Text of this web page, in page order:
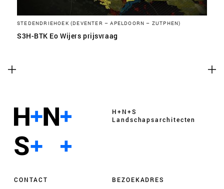
STEDENDRIEHOEK (DEVENTER – APELDOORN – ZUTPHEN)
S3H-BTK Eo Wijers prijsvraag
H+N+S
Landschaps­architecten
CONTACT BEZOEKADRES